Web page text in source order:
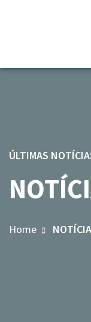
ÚLTIMAS
Home